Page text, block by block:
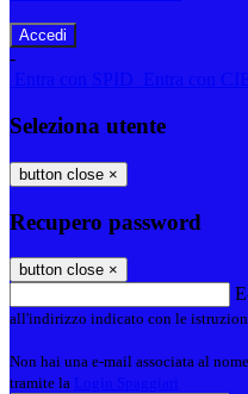
-
Seleziona utente
button close ×
Recupero password
button close ×
all'indirizzo indicato con le
Non hai una e-mail associata al
tramite la